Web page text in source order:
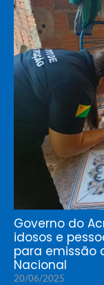
Governo do
idosos e
para emissão
Nacional
20/06/2025